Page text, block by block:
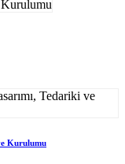
Kurulumu